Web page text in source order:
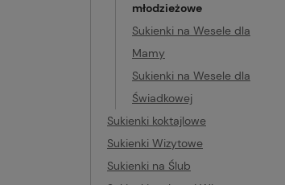
młodzieżowe
Sukienki na Wesele dla
Mamy
Sukienki na Wesele dla
Świadkowej
Sukienki koktajlowe
Sukienki Wizytowe
Sukienki na Ślub